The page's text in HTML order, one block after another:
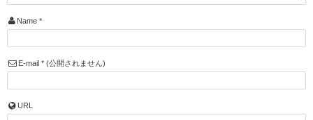
Name *
E-mail *(公開されません)
URL